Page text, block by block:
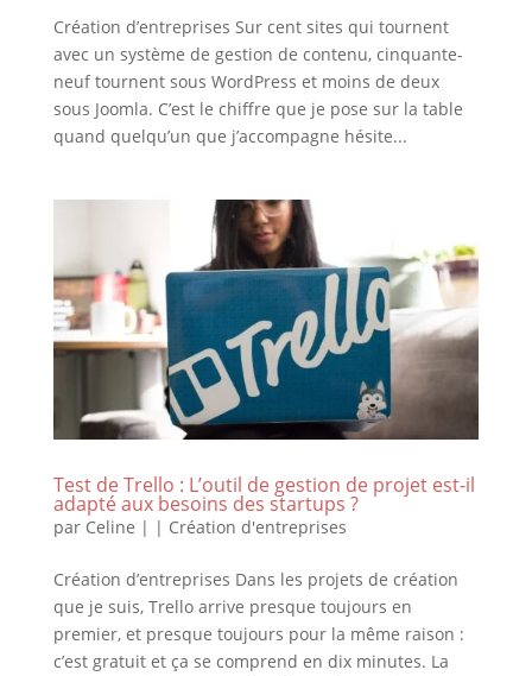
Création d’entreprises Sur cent sites qui tournent
avec un système de gestion de contenu, cinquante-
neuf tournent sous WordPress et moins de deux
sous Joomla. C’est le chiffre que je pose sur la table
quand quelqu’un que j’accompagne hésite...
Test de Trello : L’outil de gestion de projet est-il
adapté aux besoins des startups ?
par Celine | | Création d'entreprises
Création d’entreprises Dans les projets de création
que je suis, Trello arrive presque toujours en
premier, et presque toujours pour la même raison :
c’est gratuit et ça se comprend en dix minutes. La